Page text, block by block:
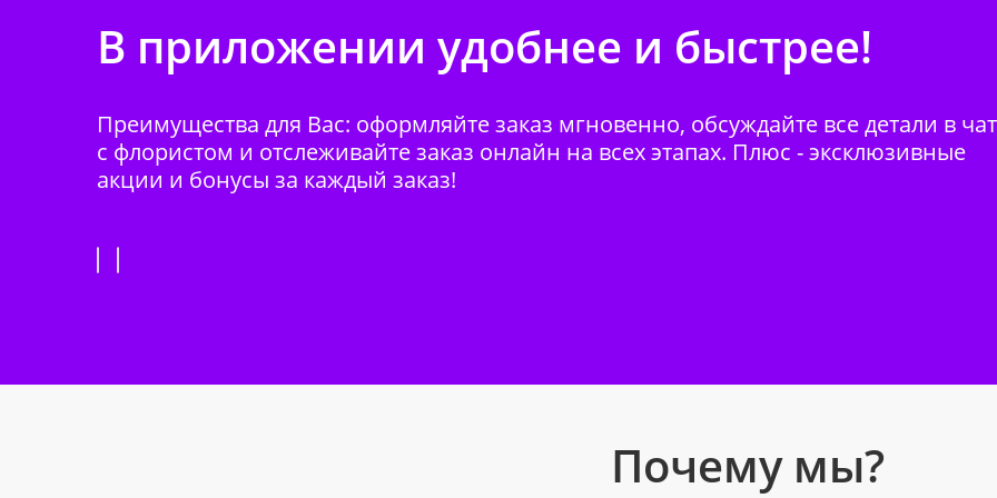
В приложении удобнее и быстрее!
Преимущества для Вас: оформляйте заказ мгновенно, обсуждайте все детали в
с флористом и отслеживайте заказ онлайн на всех этапах. Плюс - эксклюзивные
акции и бонусы за каждый заказ!
Почему мы?